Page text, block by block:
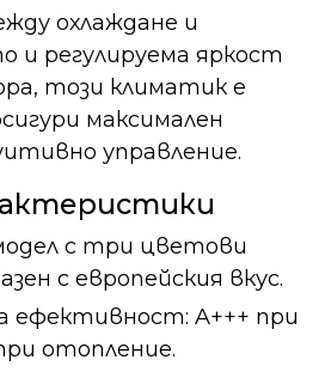
охлаждане и
и регулируема яркост
този климатик е
максимален
управление.
с три цветови
с европейския вкус.
ефективност: A+++ при
отопление.